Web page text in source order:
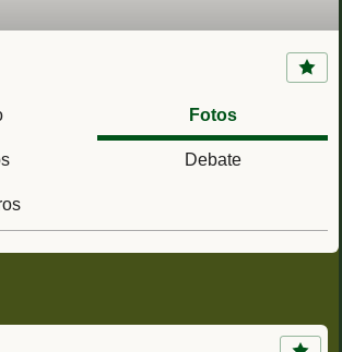
en el Protectorado Español de
(1909-1956)
Fotos
Debate